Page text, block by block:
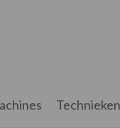
Technieken